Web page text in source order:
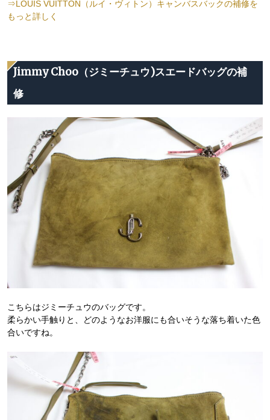
⇒LOUIS VUITTON（ルイ・ヴィトン）キャンバスバックの補修を
もっと詳しく
Jimmy Choo（ジミーチュウ)スエードバッグの補
修
こちらはジミーチュウのバッグです。
柔らかい手触りと、どのようなお洋服にも合いそうな落ち着いた色
合いですね。